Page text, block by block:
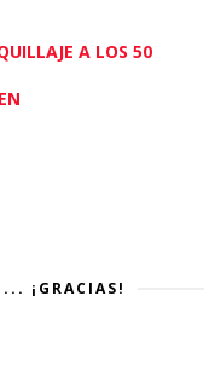
A LOS 50
¡GRACIAS!